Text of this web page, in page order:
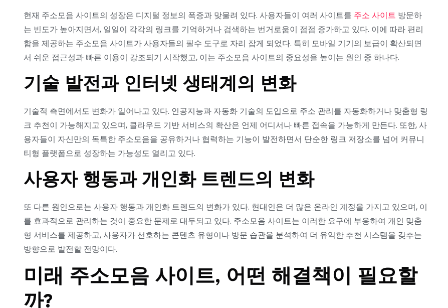
현재 주소모음 사이트의 성장은 디지털 정보의 폭증과 맞물려 있다. 사용자들이 여러 사이트를 주소 사이트 방문하
는 빈도가 높아지면서, 일일이 각각의 링크를 기억하거나 검색하는 번거로움이 점점 증가하고 있다. 이에 따라 편리
함을 제공하는 주소모음 사이트가 사용자들의 필수 도구로 자리 잡게 되었다. 특히 모바일 기기의 보급이 확산되면
서 쉬운 접근성과 빠른 이용이 강조되기 시작했고, 이는 주소모음 사이트의 중요성을 높이는 원인 중 하나다.
기술 발전과 인터넷 생태계의 변화
기술적 측면에서도 변화가 일어나고 있다. 인공지능과 자동화 기술의 도입으로 주소 관리를 자동화하거나 맞춤형 링
크 추천이 가능해지고 있으며, 클라우드 기반 서비스의 확산은 언제 어디서나 빠른 접속을 가능하게 만든다. 또한, 사
용자들이 자신만의 독특한 주소모음을 공유하거나 협력하는 기능이 발전하면서 단순한 링크 저장소를 넘어 커뮤니
티형 플랫폼으로 성장하는 가능성도 열리고 있다.
사용자 행동과 개인화 트렌드의 변화
또 다른 원인으로는 사용자 행동과 개인화 트렌드의 변화가 있다. 현대인은 더 많은 온라인 계정을 가지고 있으며, 이
를 효과적으로 관리하는 것이 중요한 문제로 대두되고 있다. 주소모음 사이트는 이러한 요구에 부응하여 개인 맞춤
형 서비스를 제공하고, 사용자가 선호하는 콘텐츠 유형이나 방문 습관을 분석하여 더 유익한 추천 시스템을 갖추는
방향으로 발전할 전망이다.
미래 주소모음 사이트, 어떤 해결책이 필요할
까?